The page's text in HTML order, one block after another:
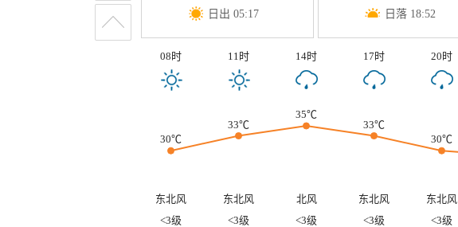
日出 05:17 日落 18:52
08时 11时 14时 17时 20时
30℃
33℃
35℃
33℃
30℃
东北风 东北风 北风 东北风 东北风
<3级
<3级 <3级 <3级 <3级